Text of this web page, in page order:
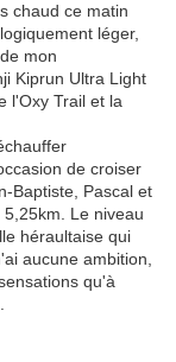
chaud ce matin
léger,
mon
Kiprun Ultra Light
l'Oxy Trail et la
de croiser
Baptiste, Pascal et
Le niveau
héraultaise qui
aucune ambition,
qu'à